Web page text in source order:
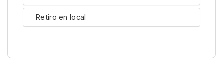
Retiro en local